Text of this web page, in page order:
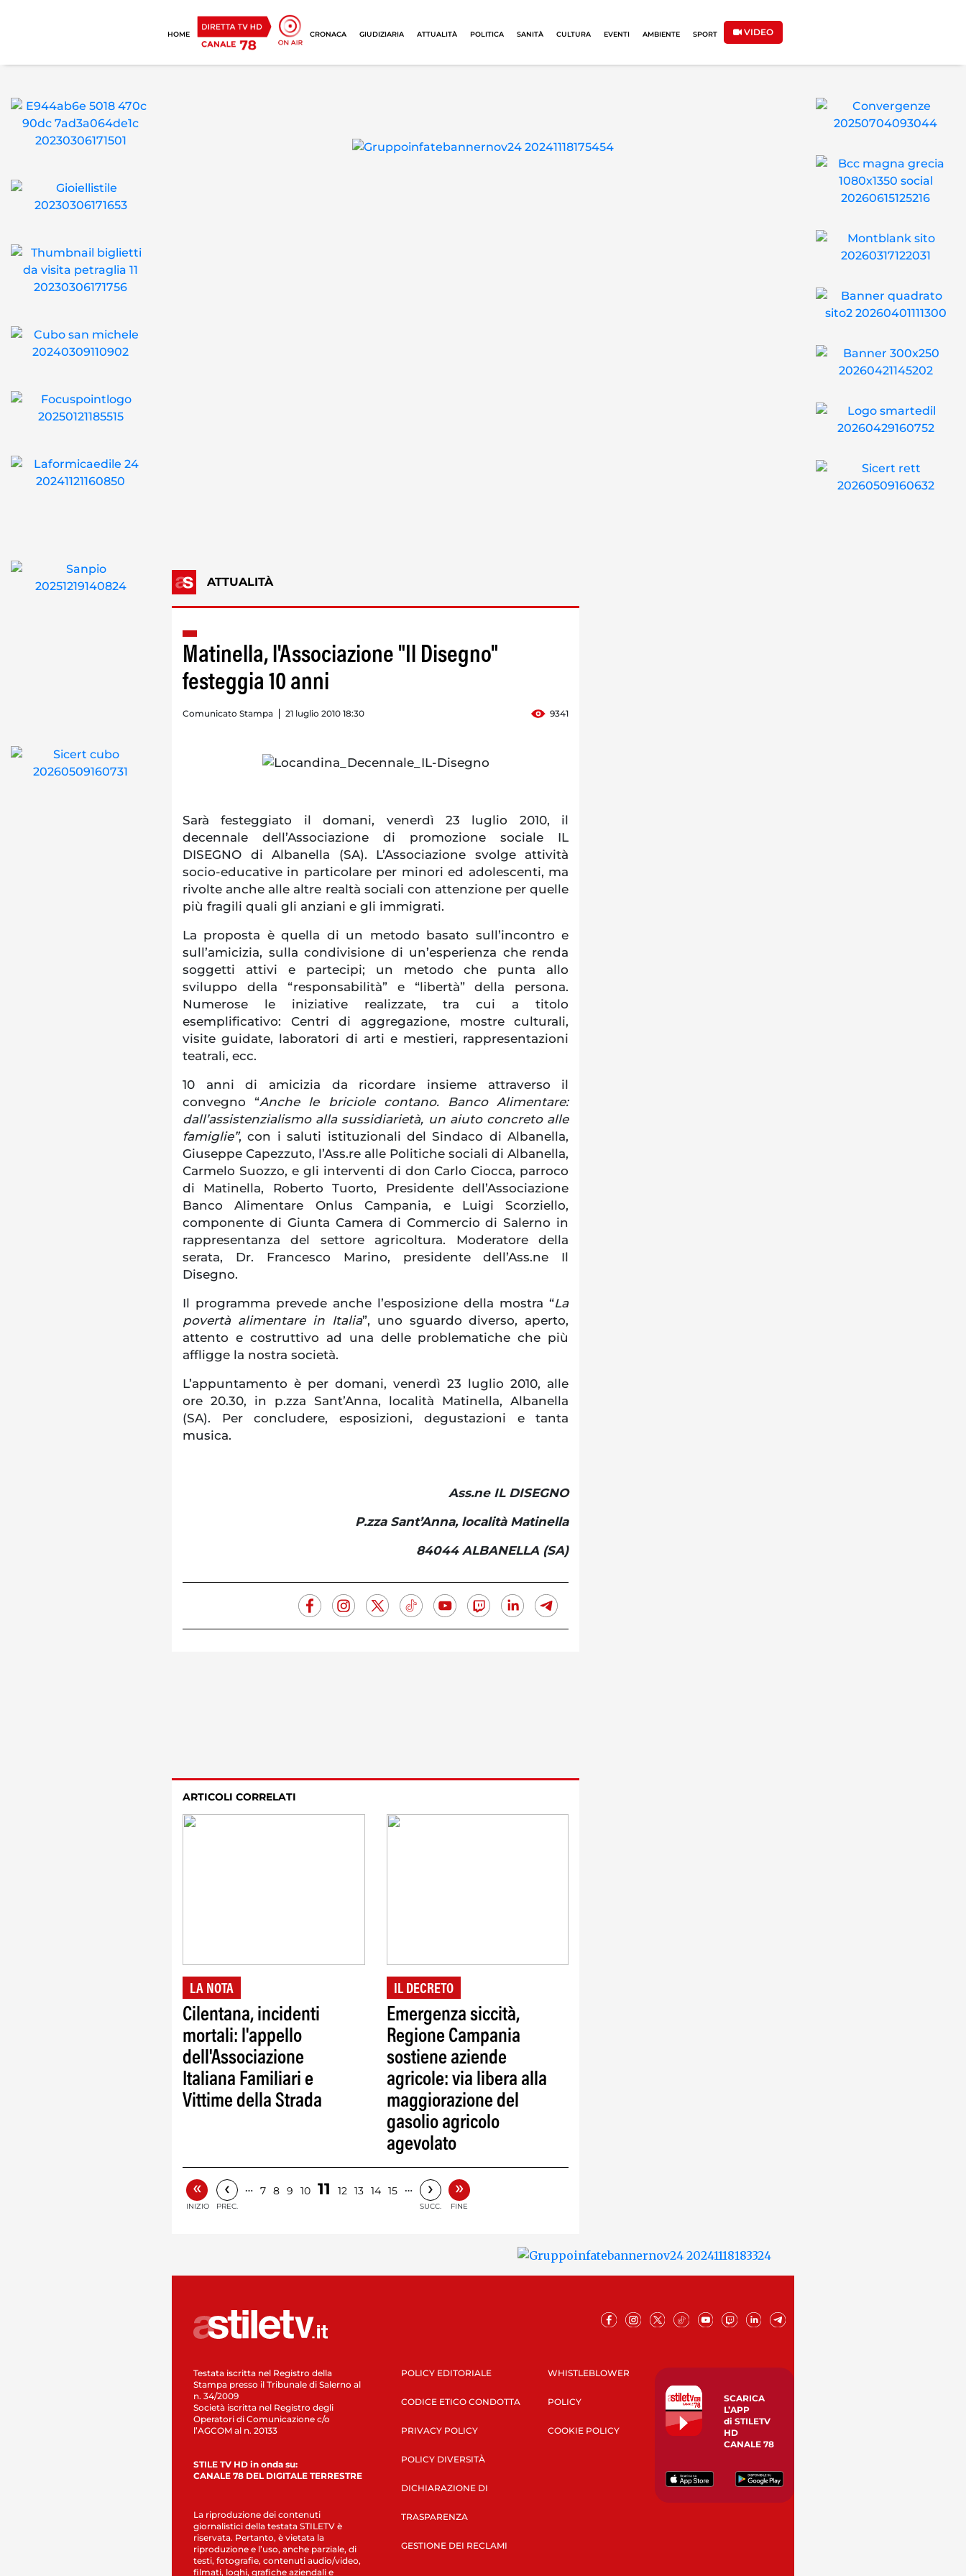
HOME CRONACA GIUDIZIARIA ATTUALITÀ POLITICA SANITÀ CULTURA EVENTI AMBIENTE SPORT VIDEO
ATTUALITÀ
Matinella, l'Associazione "Il Disegno"
festeggia 10 anni
Comunicato Stampa 21 luglio 2010 18:30 9341
Sarà festeggiato il domani, venerdì 23 luglio 2010, il
decennale dell’Associazione di promozione sociale IL
DISEGNO di Albanella (SA). L’Associazione svolge attività
socio-educative in particolare per minori ed adolescenti, ma
rivolte anche alle altre realtà sociali con attenzione per quelle
più fragili quali gli anziani e gli immigrati.
La proposta è quella di un metodo basato sull’incontro e
sull’amicizia, sulla condivisione di un’esperienza che renda
soggetti attivi e partecipi; un metodo che punta allo
sviluppo della “responsabilità” e “libertà” della persona.
Numerose le iniziative realizzate, tra cui a titolo
esemplificativo: Centri di aggregazione, mostre culturali,
visite guidate, laboratori di arti e mestieri, rappresentazioni
teatrali, ecc.
10 anni di amicizia da ricordare insieme attraverso il
convegno “Anche le briciole contano. Banco Alimentare:
dall’assistenzialismo alla sussidiarietà, un aiuto concreto alle
famiglie”, con i saluti istituzionali del Sindaco di Albanella,
Giuseppe Capezzuto, l’Ass.re alle Politiche sociali di Albanella,
Carmelo Suozzo, e gli interventi di don Carlo Ciocca, parroco
di Matinella, Roberto Tuorto, Presidente dell’Associazione
Banco Alimentare Onlus Campania, e Luigi Scorziello,
componente di Giunta Camera di Commercio di Salerno in
rappresentanza del settore agricoltura. Moderatore della
serata, Dr. Francesco Marino, presidente dell’Ass.ne Il
Disegno.
Il programma prevede anche l’esposizione della mostra “La
povertà alimentare in Italia”, uno sguardo diverso, aperto,
attento e costruttivo ad una delle problematiche che più
affligge la nostra società.
L’appuntamento è per domani, venerdì 23 luglio 2010, alle
ore20.30, in
p.zza Sant’Anna, località Matinella, Albanella
(SA). Per concludere, esposizioni, degustazioni e tanta
musica.
Ass.ne IL DISEGNO
P.zza Sant’Anna, località Matinella
84044 ALBANELLA (SA)
ARTICOLI CORRELATI
LA NOTA
Cilentana, incidenti
mortali: l'appello
dell'Associazione
Italiana Familiari e
Vittime della Strada
IL DECRETO
Emergenza siccità,
Regione Campania
sostiene aziende
agricole: via libera alla
maggiorazione del
gasolio agricolo
agevolato
«
INIZIO
‹
PREC.
… 7 8 9 10 11 12 13 14 15 … ›
SUCC.
»
FINE
Testata iscritta nel Registro della
Stampa presso il Tribunale di Salerno al
n. 34/2009
Società iscritta nel Registro degli
Operatori di Comunicazione c/o
l’AGCOM al n. 20133
STILE TV HD in onda su:
CANALE 78 DEL DIGITALE TERRESTRE
La riproduzione dei contenuti
giornalistici della testata STILETV è
riservata. Pertanto, è vietata la
riproduzione e l’uso, anche parziale, di
testi, fotografie, contenuti audio/video,
filmati, loghi, grafiche aziendali e
POLICY EDITORIALE
CODICE ETICO CONDOTTA
PRIVACY POLICY
POLICY DIVERSITÀ
DICHIARAZIONE DI
TRASPARENZA
GESTIONE DEI RECLAMI
WHISTLEBLOWER
POLICY
COOKIE POLICY
SCARICA
L’APP
di STILETV
HD
CANALE 78